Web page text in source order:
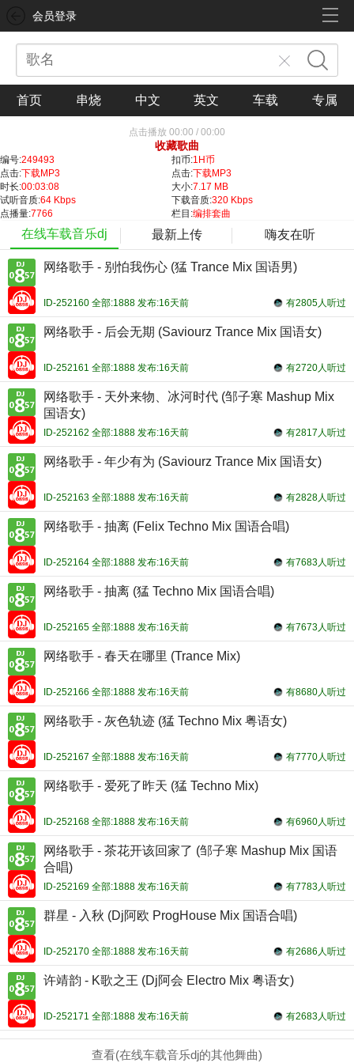
会员登录
首页 串烧 中文 英文 车载 专属
点击播放 00:00 / 00:00
收藏歌曲
编号:249493 扣币:1H币
点击:下载MP3 点击:下载MP3
时长:00:03:08 大小:7.17 MB
试听音质:64 Kbps 下载音质:320 Kbps
点播量:7766 栏目:编排套曲
在线车载音乐dj 最新上传 嗨友在听
网络歌手 - 别怕我伤心 (猛 Trance Mix 国语男)
有2805人听过
ID-252160 全部:1888 发布:16天前
网络歌手 - 后会无期 (Saviourz Trance Mix 国语女)
有2720人听过
ID-252161 全部:1888 发布:16天前
网络歌手 - 天外来物、冰河时代 (邹子寒 Mashup Mix
国语女)
有2817人听过
ID-252162 全部:1888 发布:16天前
网络歌手 - 年少有为 (Saviourz Trance Mix 国语女)
有2828人听过
ID-252163 全部:1888 发布:16天前
网络歌手 - 抽离 (Felix Techno Mix 国语合唱)
有7683人听过
ID-252164 全部:1888 发布:16天前
网络歌手 - 抽离 (猛 Techno Mix 国语合唱)
有7673人听过
ID-252165 全部:1888 发布:16天前
网络歌手 - 春天在哪里 (Trance Mix)
有8680人听过
ID-252166 全部:1888 发布:16天前
网络歌手 - 灰色轨迹 (猛 Techno Mix 粤语女)
有7770人听过
ID-252167 全部:1888 发布:16天前
网络歌手 - 爱死了昨天 (猛 Techno Mix)
有6960人听过
ID-252168 全部:1888 发布:16天前
网络歌手 - 茶花开该回家了 (邹子寒 Mashup Mix 国语
合唱)
有7783人听过
ID-252169 全部:1888 发布:16天前
群星 - 入秋 (Dj阿欧 ProgHouse Mix 国语合唱)
有2686人听过
ID-252170 全部:1888 发布:16天前
许靖韵 - K歌之王 (Dj阿会 Electro Mix 粤语女)
有2683人听过
ID-252171 全部:1888 发布:16天前
查看(在线车载音乐dj的其他舞曲)